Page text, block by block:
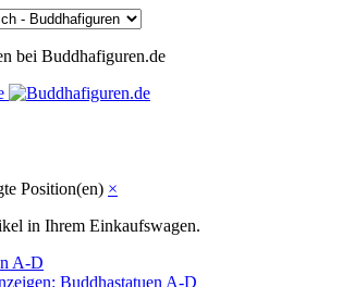
bei Buddhafiguren.de
Position(en) ×
in Ihrem Einkaufswagen.
A-D
Buddhastatuen A-D